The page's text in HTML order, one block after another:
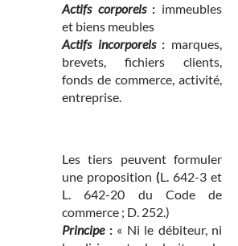
Actifs corporels: immeubles
et biens meubles
Actifs incorporels : marques,
brevets, fichiers clients,
fonds de commerce, activité,
entreprise.
Les tiers peuvent formuler
une proposition (L. 642-3 et
L. 642-20 du Code de
commerce ; D. 252.)
Principe :« Ni le débiteur, ni